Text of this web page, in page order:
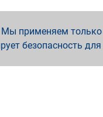
применяем только
безопасность